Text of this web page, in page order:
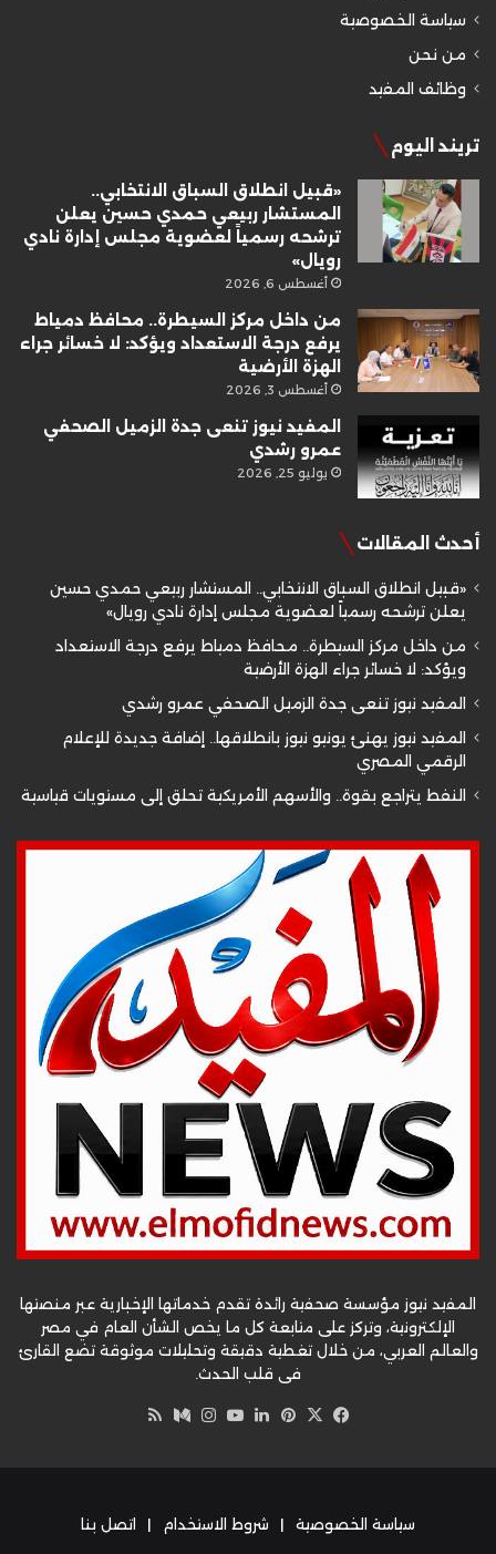
سياسة الخصوصية
من نحن
وظائف المفيد
تريند اليوم
«قبيل انطلاق السباق الانتخابي..
المستشار ربيعي حمدي حسين يعلن
ترشحه رسمياً لعضوية مجلس إدارة نادي
رويال»
أغسطس 6, 2026
من داخل مركز السيطرة.. محافظ دمياط
يرفع درجة الاستعداد ويؤكد: لا خسائر جراء
الهزة الأرضية
أغسطس 3, 2026
المفيد نيوز تنعى جدة الزميل الصحفي
عمرو رشدي
يوليو 25, 2026
أحدث المقالات
«قبيل انطلاق السباق الانتخابي.. المستشار ربيعي حمدي حسين
يعلن ترشحه رسمياً لعضوية مجلس إدارة نادي رويال»
من داخل مركز السيطرة.. محافظ دمياط يرفع درجة الاستعداد
ويؤكد: لا خسائر جراء الهزة الأرضية
المفيد نيوز تنعى جدة الزميل الصحفي عمرو رشدي
المفيد نيوز يهنئ يونيو نيوز بانطلاقها.. إضافة جديدة للإعلام
الرقمي المصري
النفط يتراجع بقوة.. والأسهم الأمريكية تحلق إلى مستويات قياسية
المفيد نيوز مؤسسة صحفية رائدة تقدم خدماتها الإخبارية عبر منصتها
الإلكترونية، وتركز على متابعة كل ما يخص الشأن العام في مصر
والعالم العربي، من خلال تغطية دقيقة وتحليلات موثوقة تضع القارئ
في قلب الحدث.
فيسبوك
‫X بينتيريست
لينكدإن‫YouTube
انستقرام
وسط
سياسة الخصوصية | شروط الاستخدام | اتصل بنا